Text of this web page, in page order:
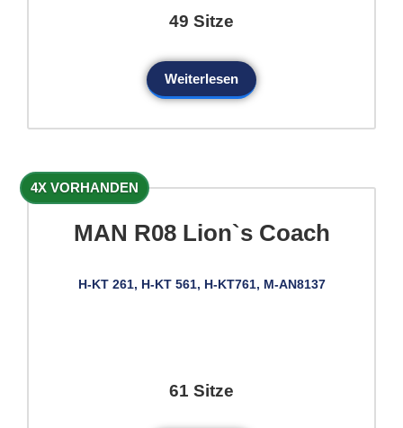
49 Sitze
Weiterlesen
4X VORHANDEN
MAN R08 Lion`s Coach
H-KT 261, H-KT 561, H-KT761, M-AN8137
61 Sitze